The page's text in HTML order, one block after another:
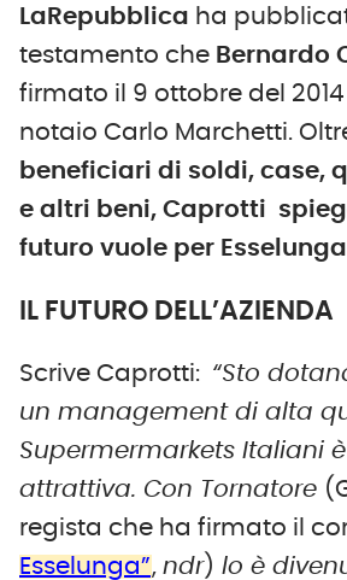
LaRepubblica ha
testamento che Bernardo
firmato il 9 ottobre del
notaio Carlo Marchetti.
beneficiari di soldi, case,
e altri beni, Caprotti
futuro vuole per Esselunga
IL FUTURO DELL’AZIENDA
Scrive Caprotti: “Sto
un management di alta
Supermermarkets Italiani
attrattiva. Con Tornatore
regista che ha firmato il
Esselunga”,ndr) lo è